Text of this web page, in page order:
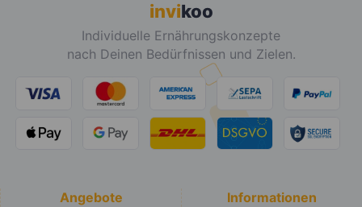
invikoo
Individuelle Ernährungskonzepte
nach Deinen Bedürfnissen und Zielen.
Angebote
Informationen